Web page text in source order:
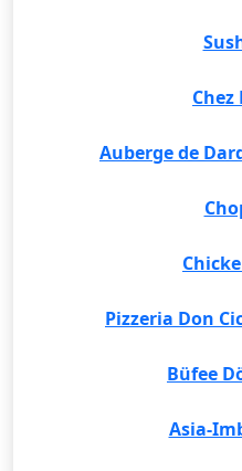
Chez
Auberge de
Pizzeria Don
Büfee
Asia-